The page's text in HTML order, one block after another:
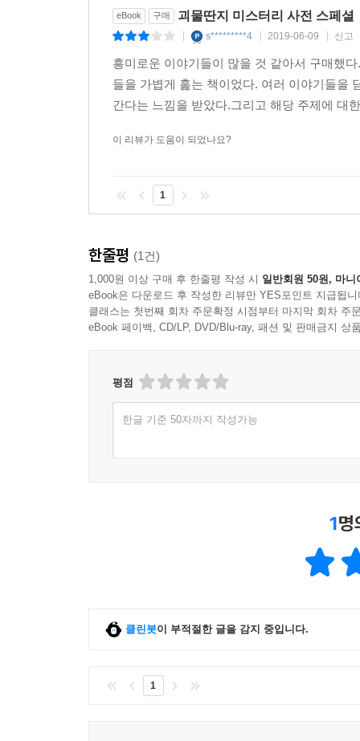
세계를 뒤흔든 비밀 공작들
가짜 깃발 글라디오 작전 비화
돈과 권력을 위한 전쟁 조작설
숫자와 관련된 미스터리
피타고라스 신봉 비밀결사 조직
신비숫자로 미래를 예언한다
외계인과 UFO접촉 금지법이 존재한다
소방관들의 UFO 공격 대비 행동지침서
환경의 역습
빙하기는 갑자기 온다
쓰나미는 지구 대격변의 전주곡인가
지구 온난화의 주범은 태양이다
인간의 능력을 뛰어넘어라
치유 기적을 행한 성자, 엘니뇨 피덴시오
죽은 세포가 스스로 재생한다
다차원 세계를 넘나드는 출입구들
다차원을 여행할 수 있는 신비한 통로
― < 4장 세계 정부를 지향하는 일루미나티 > 중에
1888년 8월 31일부터 11월 9일까지 영국 런던 인
춘부들이었다. 여인들은 교살당한 후 목이 잘리
악하게 했다. 경찰은 정교한 흉기를 사용해 시신
인마는 그 잔혹성에도 불구하고 끝내 체포되지
동물들의 초능력을 확인한 후 인간의 초감각인지
능력, 물체를 통과하는 능력, 물리적인 힘을 가하
의 초능력 전력의 핵심이며 ‘테러와의 전쟁’과 세
― < 5장 초능력을 사용하는 뉴에이지 특수 부대 >
가 임의로 이들의 두뇌 기억을 업로드하거나 다
클 스트라이커 박사는 38년 전부터 뇌 반응 실험
와 기록의 변동을 비주얼 자료로 전송하는 인터페
소리를 지르고 싶었는데 목에서 소리가 나질 않
--- 본문 중에서
eBook 구매 괴물딴지 미스터리 사전 스페셜
s*********4 2019-06-09 신고
흥미로운 이야기들이 많을 것 같아서 구매했
들을 가볍게 훑는 책이었다. 여러 이야기들을
간다는 느낌을 받았다.그리고 해당 주제에 대
이 리뷰가 도움이 되었나요?
1
한줄평 (1건)
1,000원 이상 구매 후 한줄평 작성 시 일반회원 50원, 마니
eBook은 다운로드 후 작성한 리뷰만 YES포인트 지급됩니
클래스는 첫번째 회차 주문확정 시점부터 마지막 회차 주
eBook 페이백, CD/LP, DVD/Blu-ray, 패션 및 판매금지 상
평점
한글 기준 50자까지 작성가능
1명
클린봇이 부적절한 글을 감지 중입니다.
1